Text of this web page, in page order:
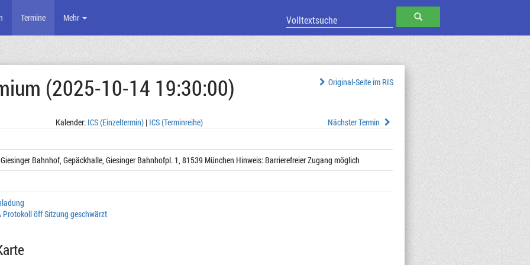
SUCHEN
Termine Mehr
Original-Seite im RIS
(2025-10-14 19:30:00)
Nächster Termin
Kalender: ICS (Einzeltermin) | ICS (Terminreihe)
Bahnhof, Gepäckhalle, Giesinger Bahnhofpl. 1, 81539 München Hinweis: Barrierefreier Zugang möglich
Protokoll öff Sitzung geschwärzt